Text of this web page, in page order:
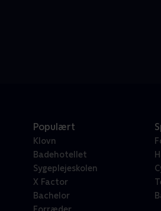
Populært
Klovn
Badehotellet
Sygeplejeskolen
X Factor
Bachelor